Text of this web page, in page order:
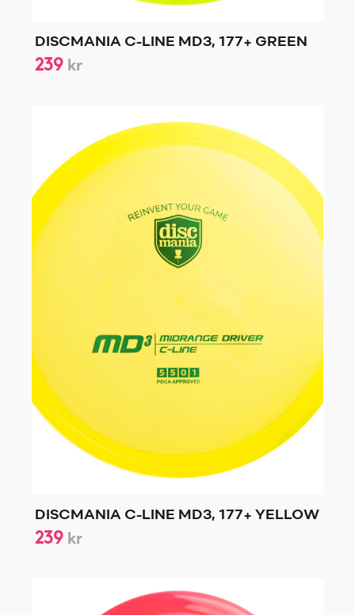
DISCMANIA C-LINE MD3, 177+ GREEN
239 kr
DISCMANIA C-LINE MD3, 177+ YELLOW
239 kr